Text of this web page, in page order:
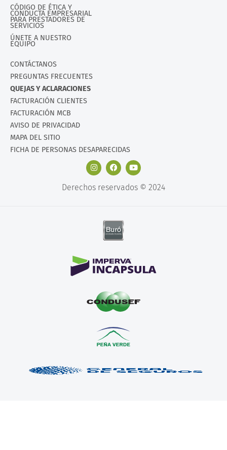
CÓDIGO DE ÉTICA Y
CONDUCTA EMPRESARIAL
PARA PRESTADORES DE
SERVICIOS
ÚNETE A NUESTRO
EQUIPO
CONTÁCTANOS
PREGUNTAS FRECUENTES
QUEJAS Y ACLARACIONES
FACTURACIÓN CLIENTES
FACTURACIÓN MCB
AVISO DE PRIVACIDAD
MAPA DEL SITIO
FICHA DE PERSONAS DESAPARECIDAS
Derechos reservados © 2024